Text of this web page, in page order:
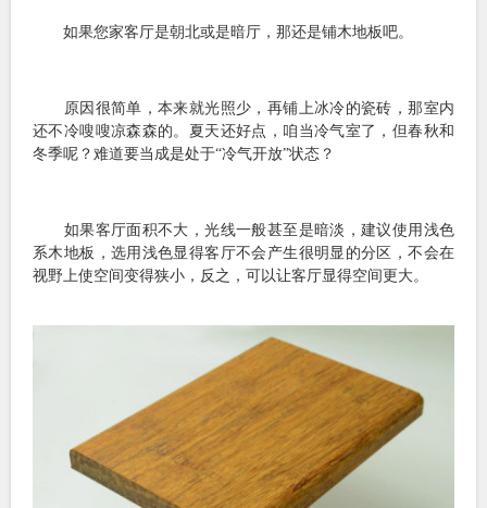
如果您家客厅是朝北或是暗厅，那还是铺木地板吧。
原因很简单，本来就光照少，再铺上冰冷的瓷砖，那室内
还不冷嗖嗖凉森森的。夏天还好点，咱当冷气室了，但春秋和
冬季呢？难道要当成是处于“冷气开放”状态？
如果客厅面积不大，光线一般甚至是暗淡，建议使用浅色
系木地板，选用浅色显得客厅不会产生很明显的分区，不会在
视野上使空间变得狭小，反之，可以让客厅显得空间更大。